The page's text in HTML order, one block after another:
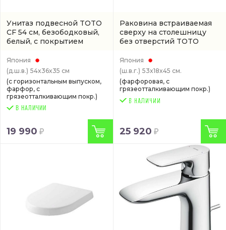
Унитаз подвесной TOTO
CF 54 см, безободковый,
белый, с покрытием
Япония
(д.ш.в.) 54x36x35 см
(с горизонтальным выпуском,
фарфор, с
грязеотталкивающим покр.)
В НАЛИЧИИ
19 990
Раковина встраиваемая
сверху на столешницу
без отверстий TOTO
LW763Y)
Япония
(ш.в.г.) 53x18x45 см.
(фарфоровая, с
грязеотталкивающим покр.)
25 920